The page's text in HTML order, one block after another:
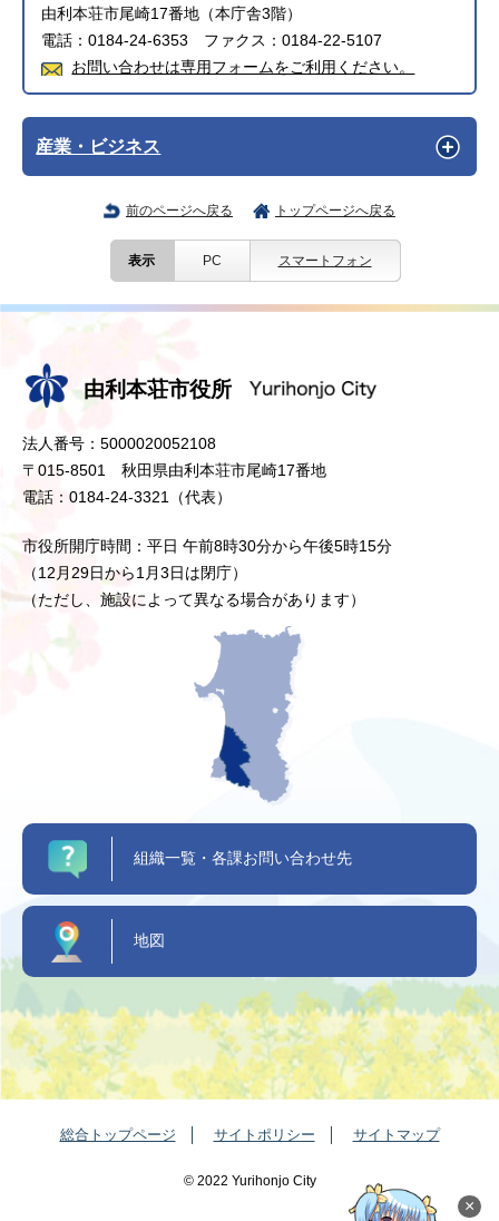
由利本荘市尾崎17番地（本庁舎3階）
電話：0184-24-6353 ファクス：0184-22-5107
お問い合わせは専用フォームをご利用ください。
産業・ビジネス
前のページへ戻る トップページへ戻る
表示 PC スマートフォン
×
由利本荘市役所
法人番号：5000020052108
〒015-8501 秋田県由利本荘市尾崎17番地
電話：0184-24-3321（代表）
市役所開庁時間：平日 午前8時30分から午後5時15分
（12月29日から1月3日は閉庁）
（ただし、施設によって異なる場合があります）
組織一覧・各課お問い合わせ先
地図
総合トップページ サイトポリシー サイトマップ
©️ 2022 Yurihonjo City